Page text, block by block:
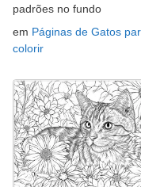
padrões no fundo
em Páginas de Gatos
colorir